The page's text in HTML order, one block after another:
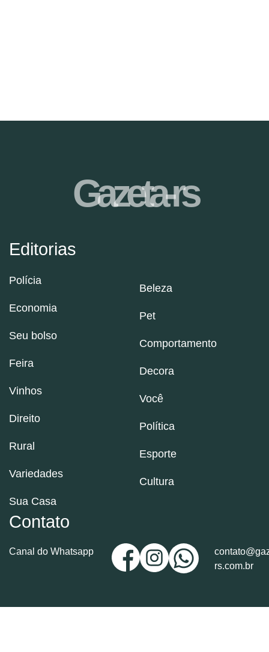
Editorias
Polícia
Economia
Seu bolso
Feira
Vinhos
Direito
Rural
Variedades
Sua Casa
Beleza
Pet
Comportamento
Decora
Você
Política
Esporte
Cultura
Contato
Canal do Whatsapp
rs.com.br
Gazeta-rs